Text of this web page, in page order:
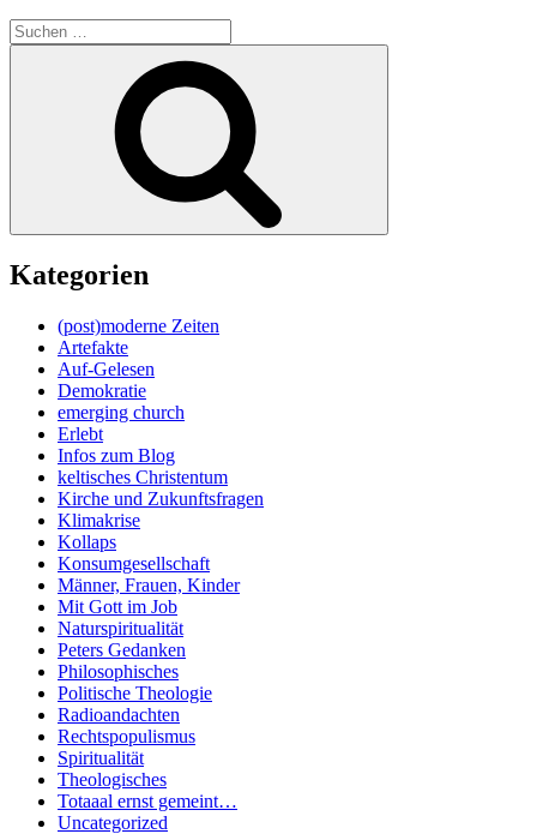
Suche
nach:
Kategorien
(post)moderne Zeiten
Artefakte
Auf-Gelesen
Demokratie
emerging church
Erlebt
Infos zum Blog
keltisches Christentum
Kirche und Zukunftsfragen
Klimakrise
Kollaps
Konsumgesellschaft
Männer, Frauen, Kinder
Mit Gott im Job
Naturspiritualität
Peters Gedanken
Philosophisches
Politische Theologie
Radioandachten
Rechtspopulismus
Spiritualität
Theologisches
Totaaal ernst gemeint…
Uncategorized